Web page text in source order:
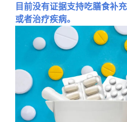
目前没有证据支持吃膳食补
或者治疗疾病。